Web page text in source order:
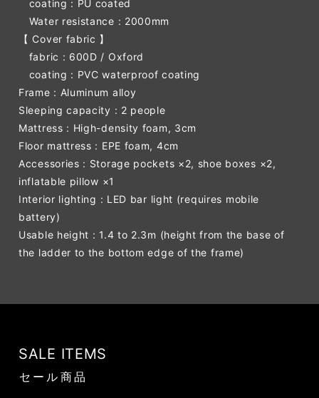
coating : PU coated
Water resistance : 2000mm
【 Cover fabric 】
fabric : 600D / Oxford
coating : PVC waterproof coating
Frame : Aluminum alloy
Sleeping capacity : 2 people
Mattress : High-density foam, 3cm
Floor mattress : EPE foam, 4cm
Accessories : Storage pockets ×2, shoe boxes ×2,
inflatable pillow ×1
Interior lighting : LED bar light (requires mobile
battery)
Usable height : 1.4 to 2.3m (height from the base of
the ladder to the bottom edge of the frame)
SALE ITEMS
セール商品